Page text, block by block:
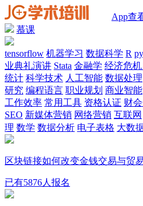
App查
慕课
tensorflow 机器学习 数据科学 R
业典礼演讲 Stata 金融学 经济危机
统计 科学技术 人工智能 数据处理
研究 编程语言 职业规划 商业智能
工作效率 常用工具 资格认证 财
SEO 新媒体营销 网络营销 互联网
理 数学 数据分析 电子表格 大数
区块链接如何改变金钱交易与贸
已有5876人报名